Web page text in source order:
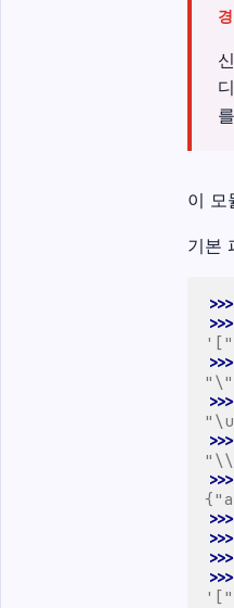
이 모
기본
>>>
>>>
>>>
>>>
>>>
>>>
>>>
>>>
>>>
>>>